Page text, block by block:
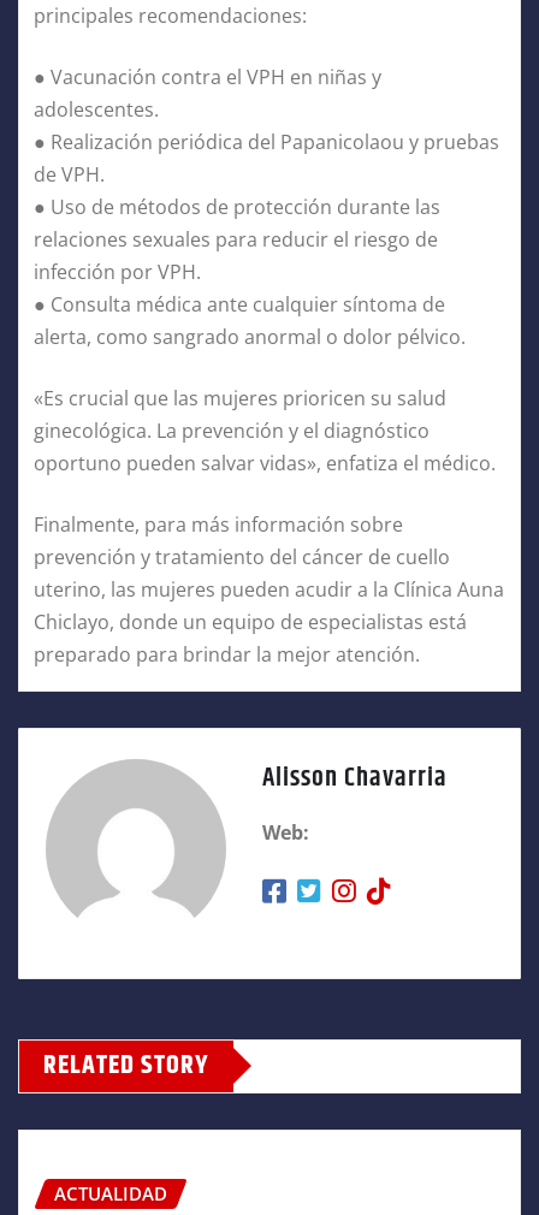
principales recomendaciones:
● Vacunación contra el VPH en niñas y
adolescentes.
● Realización periódica del Papanicolaou y pruebas
de VPH.
● Uso de métodos de protección durante las
relaciones sexuales para reducir el riesgo de
infección por VPH.
● Consulta médica ante cualquier síntoma de
alerta, como sangrado anormal o dolor pélvico.
«Es crucial que las mujeres prioricen su salud
ginecológica. La prevención y el diagnóstico
oportuno pueden salvar vidas», enfatiza el médico.
Finalmente, para más información sobre
prevención y tratamiento del cáncer de cuello
uterino, las mujeres pueden acudir a la Clínica Auna
Chiclayo, donde un equipo de especialistas está
preparado para brindar la mejor atención.
Alisson Chavarria
Web:
RELATED STORY
ACTUALIDAD